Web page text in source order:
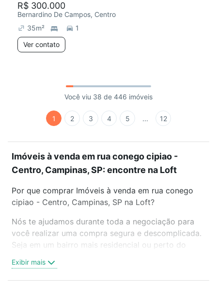
R$ 300.000
Bernardino De Campos, Centro
35m²
1
Ver contato
Você viu 38 de 446 imóveis
1 2 3 4 5 ... 12
Imóveis à venda em rua conego cipiao -
Centro, Campinas, SP: encontre na Loft
Por que comprar Imóveis à venda em rua conego
cipiao - Centro, Campinas, SP na Loft?
Nós te ajudamos durante toda a negociação para
você realizar uma compra segura e descomplicada.
Seja em um bairro mais residencial ou perto do
oferta ideal de Imóveis à venda em rua conego
cipiao - Centro, Campinas, SP para conquistar seu
Exibir mais